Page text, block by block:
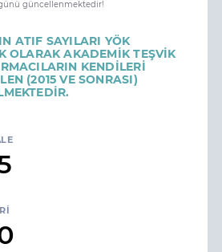
güncellenmektedir!
ATIF SAYILARI YÖK
OLARAK AKADEMİK TEŞVİK
KENDİLERİ
(2015 VE SONRASI)